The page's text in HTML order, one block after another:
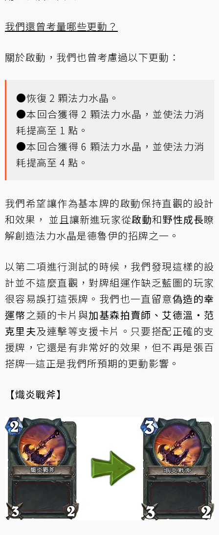
我們還曾考量哪些更動？
關於啟動，我們也曾考慮過以下更動：
●恢復 2 顆法力水晶。
●本回合獲得 2 顆法力水晶，並使法力消
耗提高至 1 點。
●本回合獲得 6 顆法力水晶，並使法力消
耗提高至 4 點。
我們希望讓作為基本牌的啟動保持直觀的設計
和效果， 並且讓新進玩家從啟動和野性成長瞭
解創造法力水晶是德魯伊的招牌之一。
以第二項進行測試的時候，我們發現這樣的設
計並不這麼直觀，對牌組運作缺乏藍圖的玩家
很容易誤打這張牌。我們也一直留意偽造的幸
運幣之類的卡片與加基森拍賣師、艾德溫‧范
克里夫及連擊等支援卡片。只要搭配正確的支
援牌，它還是有非常好的效果，但不再是張百
搭牌─這正是我們所預期的更動影響。
【熾炎戰斧】